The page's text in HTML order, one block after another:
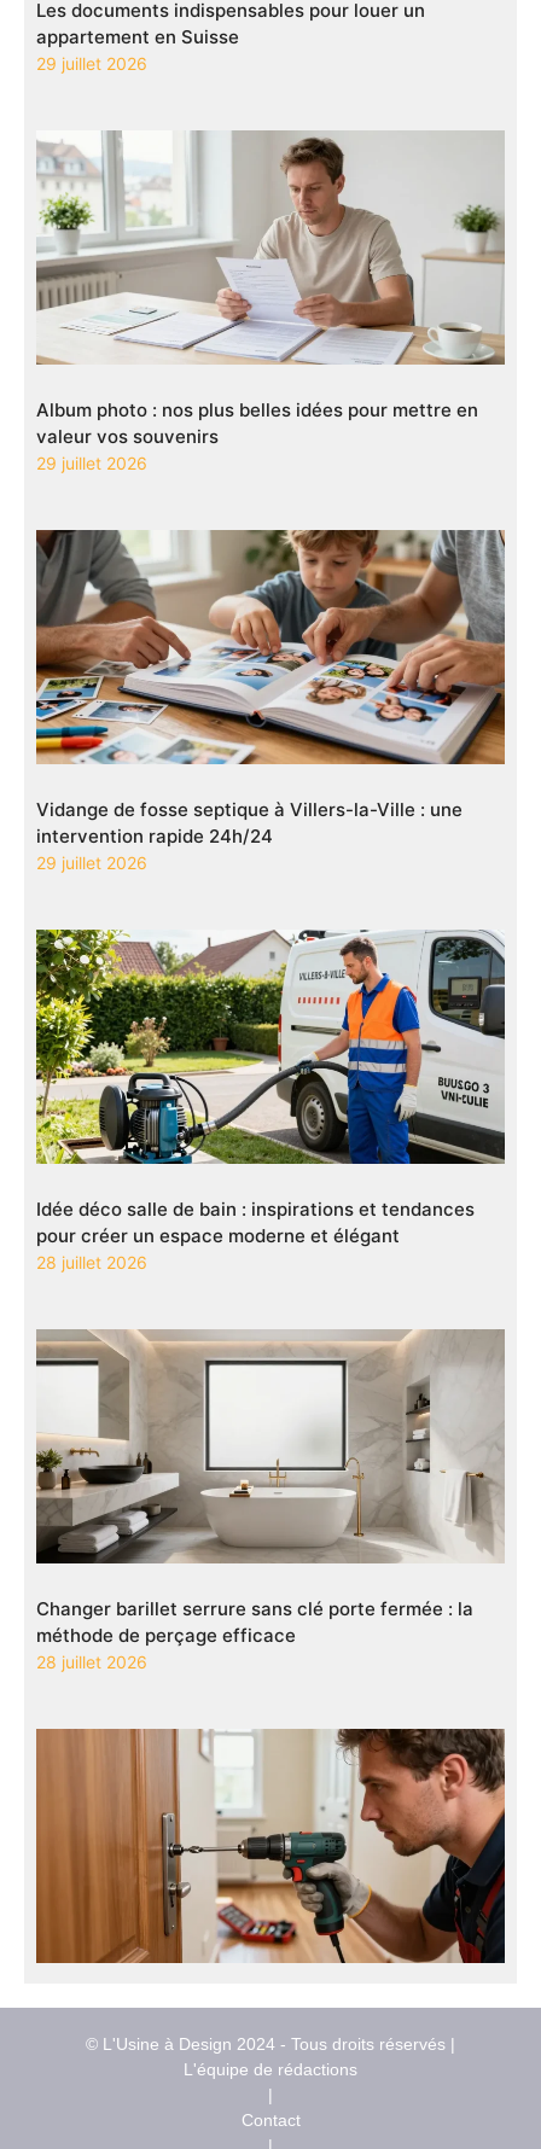
Les documents indispensables pour louer un
appartement en Suisse
29 juillet 2026
Album photo : nos plus belles idées pour mettre en
valeur vos souvenirs
29 juillet 2026
Vidange de fosse septique à Villers-la-Ville : une
intervention rapide 24h/24
29 juillet 2026
Idée déco salle de bain : inspirations et tendances
pour créer un espace moderne et élégant
28 juillet 2026
Changer barillet serrure sans clé porte fermée : la
méthode de perçage efficace
28 juillet 2026
© L'Usine à Design 2024 - Tous droits réservés |
L'équipe de rédactions
|
Contact